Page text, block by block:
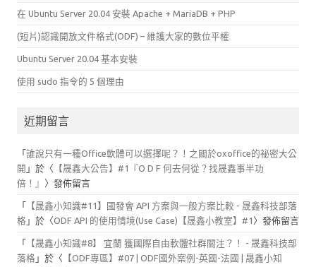
在 Ubuntu Server 20.04 安裝 Apache + MariaDB + PHP
(短片)認識開放文件格式(ODF) – 維護大家的數位平權
Ubuntu Server 20.04 基本安裝
使用 sudo 指令的 5 個理由
近期留言
「 誰說只有一種Office軟體可以選擇呢？！之關於oxoffice的祕密大公
開 」於〈 【晟鑫大公告】#1『O D F 何去何從？找晟鑫事半功
倍！』 〉發佈留言
「
【晟鑫小知識#11】國發會 API 方案與一般方案比較 - 晟鑫科技部落
格 」於〈ODF API 的使用情境(Use Case)【晟鑫小教室】#1 〉發佈留言
「
【晟鑫小知識#8】 宜蘭 獲國際自由軟體社群關注？！ - 晟鑫科技部
落格 」於〈 【ODF專區】#07 | ODF國外案例-英國-法國 | 晟鑫小知